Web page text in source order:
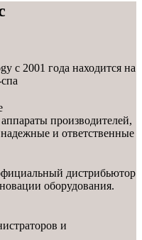
с 2001 года находится на
производителей,
и ответственные
дистрибьютор
оборудования.
и